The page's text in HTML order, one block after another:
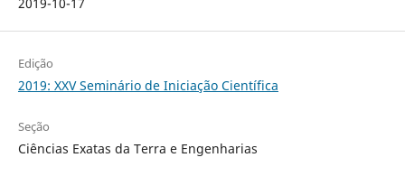
Edição
2019: XXV Seminário de Iniciação Científica
Seção
Ciências Exatas da Terra e Engenharias